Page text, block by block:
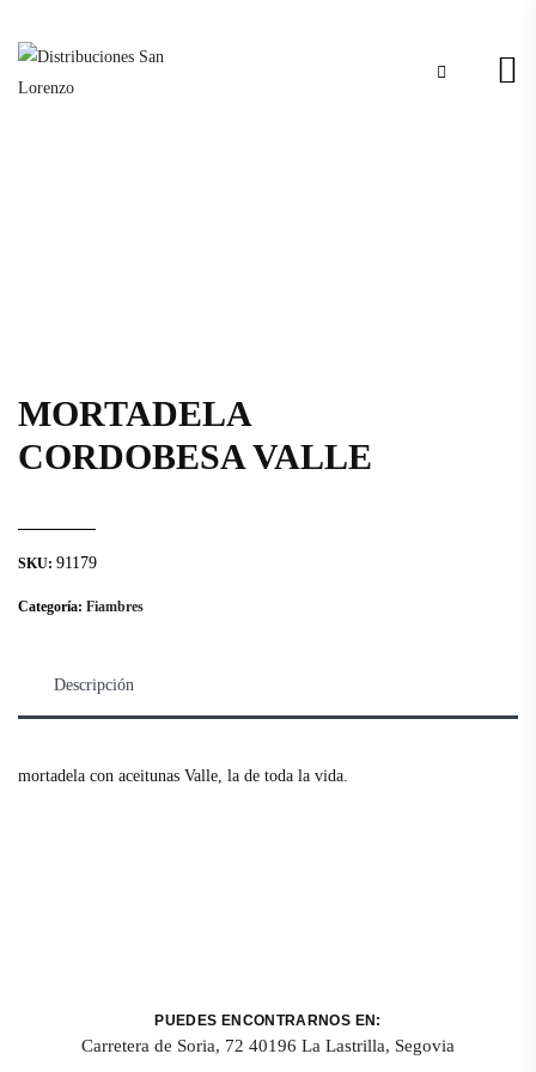
MORTADELA
CORDOBESA VALLE
SKU: 91179
Categoría: Fiambres
Descripción
mortadela con aceitunas Valle, la de toda la vida.
PUEDES ENCONTRARNOS EN:
Carretera de Soria, 72 40196 La Lastrilla, Segovia